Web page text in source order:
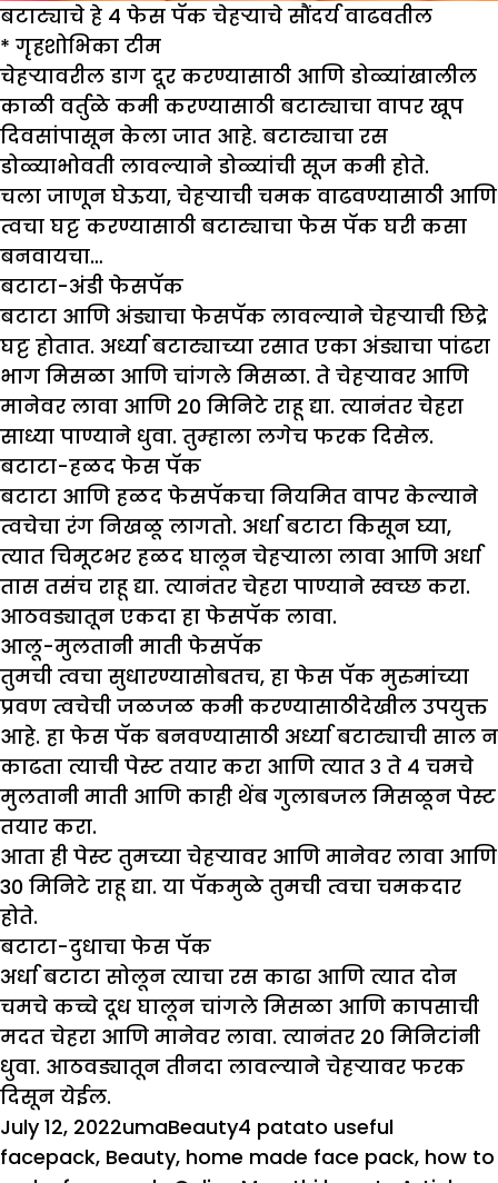
बटाट्याचे हे 4 फेस पॅक चेहऱ्याचे सौंदर्य वाढवतील
* गृहशोभिका टीम
चेहऱ्यावरील डाग दूर करण्यासाठी आणि डोळ्यांखालील
काळी वर्तुळे कमी करण्यासाठी बटाट्याचा वापर खूप
दिवसांपासून केला जात आहे. बटाट्याचा रस
डोळ्याभोवती लावल्याने डोळ्यांची सूज कमी होते.
चला जाणून घेऊया, चेहऱ्याची चमक वाढवण्यासाठी आणि
त्वचा घट्ट करण्यासाठी बटाट्याचा फेस पॅक घरी कसा
बनवायचा…
बटाटा-अंडी फेसपॅक
बटाटा आणि अंड्याचा फेसपॅक लावल्याने चेहऱ्याची छिद्रे
घट्ट होतात. अर्ध्या बटाट्याच्या रसात एका अंड्याचा पांढरा
भाग मिसळा आणि चांगले मिसळा. ते चेहऱ्यावर आणि
मानेवर लावा आणि 20 मिनिटे राहू द्या. त्यानंतर चेहरा
साध्या पाण्याने धुवा. तुम्हाला लगेच फरक दिसेल.
बटाटा-हळद फेस पॅक
बटाटा आणि हळद फेसपॅकचा नियमित वापर केल्याने
त्वचेचा रंग निखळू लागतो. अर्धा बटाटा किसून घ्या,
त्यात चिमूटभर हळद घालून चेहऱ्याला लावा आणि अर्धा
तास तसंच राहू द्या. त्यानंतर चेहरा पाण्याने स्वच्छ करा.
आठवड्यातून एकदा हा फेसपॅक लावा.
आलू-मुलतानी माती फेसपॅक
तुमची त्वचा सुधारण्यासोबतच, हा फेस पॅक मुरुमांच्या
प्रवण त्वचेची जळजळ कमी करण्यासाठीदेखील उपयुक्त
आहे. हा फेस पॅक बनवण्यासाठी अर्ध्या बटाट्याची साल न
काढता त्याची पेस्ट तयार करा आणि त्यात ३ ते ४ चमचे
मुलतानी माती आणि काही थेंब गुलाबजल मिसळून पेस्ट
तयार करा.
आता ही पेस्ट तुमच्या चेहऱ्यावर आणि मानेवर लावा आणि
30 मिनिटे राहू द्या. या पॅकमुळे तुमची त्वचा चमकदार
होते.
बटाटा-दुधाचा फेस पॅक
अर्धा बटाटा सोलून त्याचा रस काढा आणि त्यात दोन
चमचे कच्चे दूध घालून चांगले मिसळा आणि कापसाची
मदत चेहरा आणि मानेवर लावा. त्यानंतर 20 मिनिटांनी
धुवा. आठवड्यातून तीनदा लावल्याने चेहऱ्यावर फरक
दिसून येईल.
Posted
on
July 12, 2022Author
umaCategories
BeautyTags
4 patato useful
facepack, Beauty, home made face pack, how to